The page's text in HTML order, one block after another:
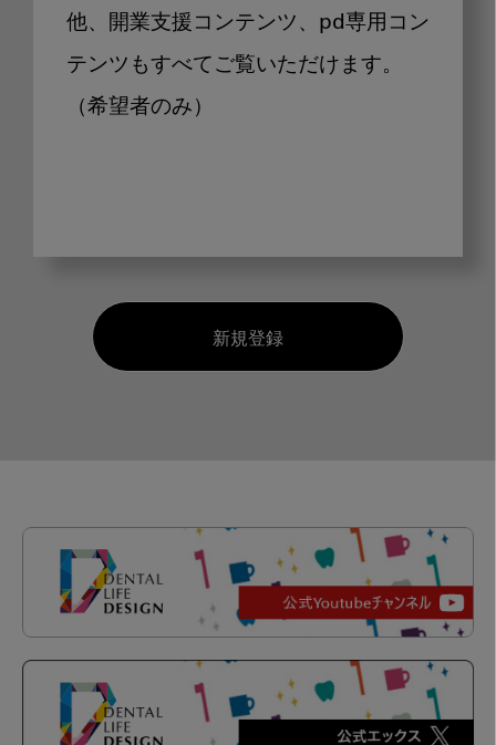
他、開業支援コンテンツ、pd専用コン
テンツもすべてご覧いただけます。
（希望者のみ）
新規登録